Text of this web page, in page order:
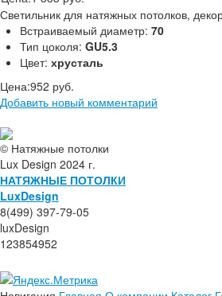
Светильник для натяжных потолков,
Встраиваемый диаметр: 70
Тип цоколя: GU5.3
Цвет: хрусталь
Цена:952 руб.
Добавить новый комментарий
© Натяжные потолки
Lux Design 2024 г.
НАТЯЖНЫЕ ПОТОЛКИ
LuxDesign
8(499) 397-79-05
luxDesign
123854952